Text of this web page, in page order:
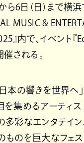
ら6日（日）まで横
MUSIC &
』内で、イベント『
催される。
日本の響きを世界へ
集めるアーティス
多彩なエンタテイン
ものを巨大なフェス